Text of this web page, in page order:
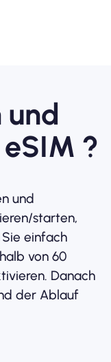
und
?
und
starten,
einfach
von 60
Danach
der Ablauf